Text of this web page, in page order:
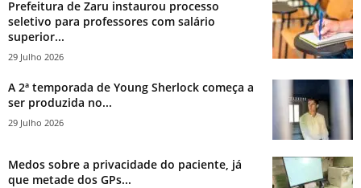
Prefeitura de Zaru instaurou processo
seletivo para professores com salário
superior...
29 Julho 2026
A 2ª temporada de Young Sherlock começa a
ser produzida no...
29 Julho 2026
Medos sobre a privacidade do paciente, já
que metade dos GPs...